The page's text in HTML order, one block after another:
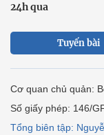
24h qua
Tuyến bài
Cơ quan chủ quản:
Số giấy phép: 146/
Tổng biên tập: